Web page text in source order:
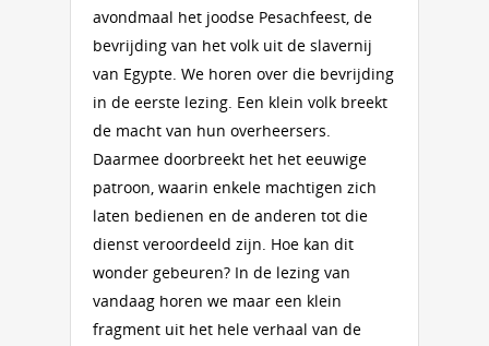
avondmaal het joodse Pesachfeest, de
bevrijding van het volk uit de slavernij
van Egypte. We horen over die bevrijding
in de eerste lezing. Een klein volk breekt
de macht van hun overheersers.
Daarmee doorbreekt het het eeuwige
patroon, waarin enkele machtigen zich
laten bedienen en de anderen tot die
dienst veroordeeld zijn. Hoe kan dit
wonder gebeuren? In de lezing van
vandaag horen we maar een klein
fragment uit het hele verhaal van de